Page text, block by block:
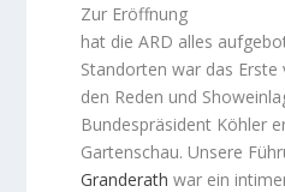
Zur Eröffnung
hat die ARD alles
Standorten war das
den Reden und
Bundespräsident Köhler
Gartenschau. Unsere
Granderath war ein